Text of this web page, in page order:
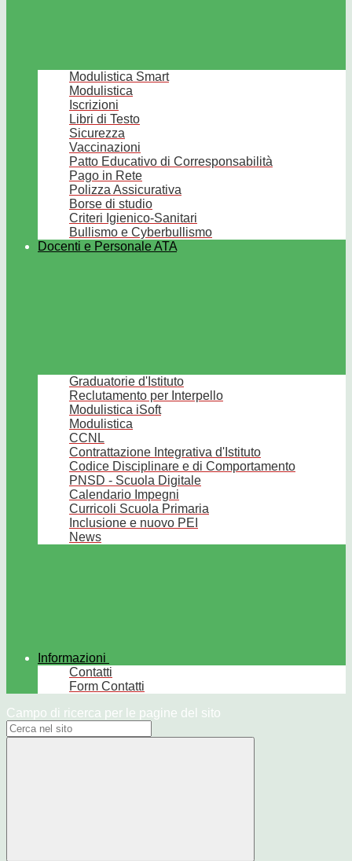
Modulistica Smart
Modulistica
Iscrizioni
Libri di Testo
Sicurezza
Vaccinazioni
Patto Educativo di Corresponsabilità
Pago in Rete
Polizza Assicurativa
Borse di studio
Criteri Igienico-Sanitari
Bullismo e Cyberbullismo
Docenti e Personale ATA
Graduatorie d'Istituto
Reclutamento per Interpello
Modulistica iSoft
Modulistica
CCNL
Contrattazione Integrativa d'Istituto
Codice Disciplinare e di Comportamento
PNSD - Scuola Digitale
Calendario Impegni
Curricoli Scuola Primaria
Inclusione e nuovo PEI
News
Informazioni
Contatti
Form Contatti
Campo di ricerca per le pagine del sito